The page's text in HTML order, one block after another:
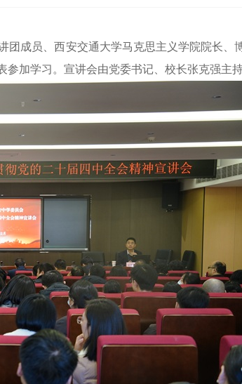
成员、西安交通大学马克思主义学院院长、
参加学习。宣讲会由党委书记、校长张克强主持